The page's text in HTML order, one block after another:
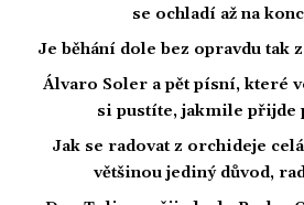
se ochladí až na
Je běhání dole bez opravdu tak
Álvaro Soler a pět písní, které
si pustíte, jakmile přijde
Jak se radovat z orchideje
většinou jediný důvod,